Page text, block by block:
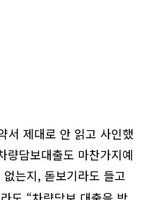
서 제대로 안 읽고 사인했
량담보대출도 마찬가지예
없는지, 돋보기라도 들고